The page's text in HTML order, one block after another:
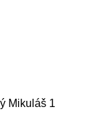
Mikuláš 1